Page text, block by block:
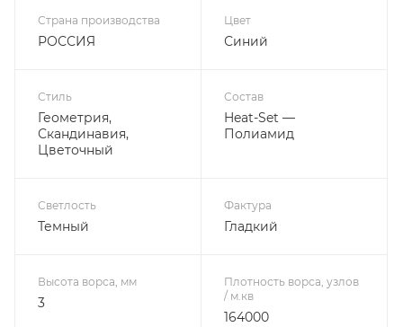
Страна производства
РОССИЯ
Цвет
Синий
Стиль
Геометрия,
Скандинавия,
Цветочный
Состав
Heat-Set —
Полиамид
Светлость
Темный
Фактура
Гладкий
Высота ворса, мм
3
Плотность ворса, узлов
/ м.кв
164000